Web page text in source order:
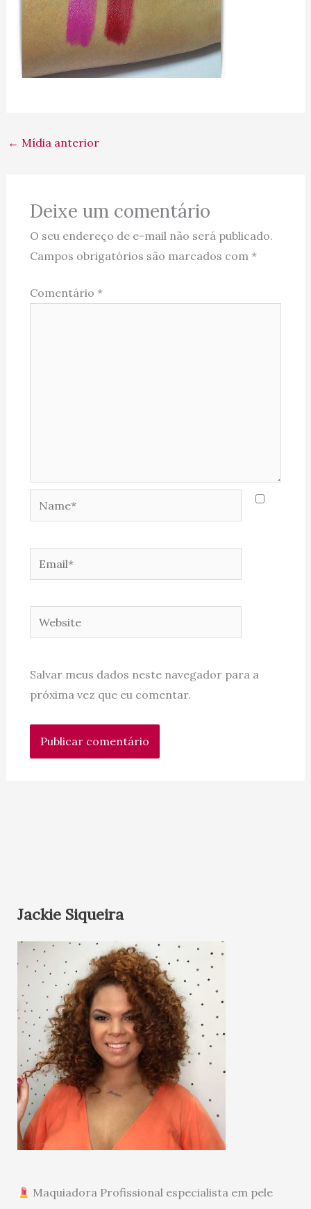
← Mídia anterior
Deixe um comentário
O seu endereço de e-mail não será publicado.
Campos obrigatórios são marcados com *
Comentário *
Name*
Email*
Website
Salvar meus dados neste navegador para a
próxima vez que eu comentar.
Jackie Siqueira
Maquiadora Profissional especialista em pele